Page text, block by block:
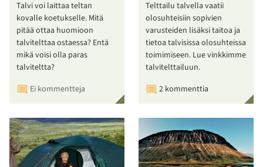
Talvi voi laittaa teltan
kovalle koetukselle. Mitä
pitää ottaa huomioon
talvitelttaa ostaessa? Entä
mikä voisi olla paras
talviteltta?
Ei kommentteja
Telttailu talvella vaatii
olosuhteisiin sopivien
varusteiden lisäksi taitoa ja
tietoa talvisissa olosuhteissa
toimimiseen. Lue vinkkimme
talvitelttailuun.
2 kommenttia